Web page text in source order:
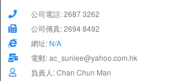
公司電話: 2687 3262
公司傳真: 2694 8492
網址: N/A
電郵: ac_sunlee@yahoo.com.hk
負責人: Chan Chun Man